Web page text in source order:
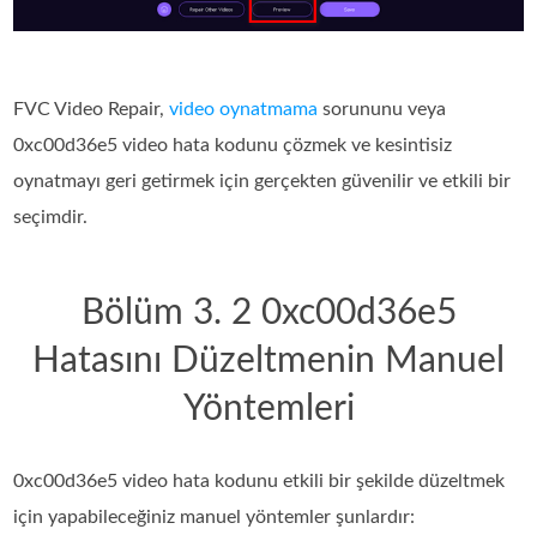
FVC Video Repair,video oynatmama sorununu veya
0xc00d36e5 video hata kodunu çözmek ve kesintisiz
oynatmayı geri getirmek için gerçekten güvenilir ve etkili bir
seçimdir.
Bölüm 3. 2 0xc00d36e5
Hatasını Düzeltmenin Manuel
Yöntemleri
0xc00d36e5 video hata kodunu etkili bir şekilde düzeltmek
için yapabileceğiniz manuel yöntemler şunlardır: